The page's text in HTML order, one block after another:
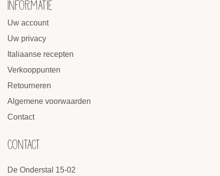
INFORMATIE
Uw account
Uw privacy
Italiaanse recepten
Verkooppunten
Retourneren
Algemene voorwaarden
Contact
CONTACT
De Onderstal 15-02